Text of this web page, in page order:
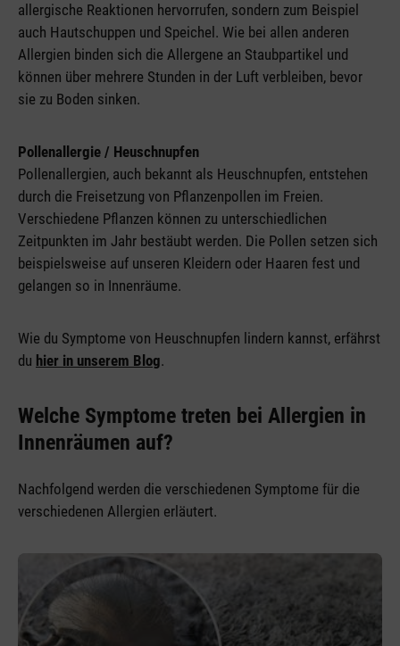
allergische Reaktionen hervorrufen, sondern zum Beispiel
auch Hautschuppen und Speichel. Wie bei allen anderen
Allergien binden sich die Allergene an Staubpartikel und
können über mehrere Stunden in der Luft verbleiben, bevor
sie zu Boden sinken.
Pollenallergie / Heuschnupfen
Pollenallergien, auch bekannt als Heuschnupfen, entstehen
durch die Freisetzung von Pflanzenpollen im Freien.
Verschiedene Pflanzen können zu unterschiedlichen
Zeitpunkten im Jahr bestäubt werden. Die Pollen setzen sich
beispielsweise auf unseren Kleidern oder Haaren fest und
gelangen so in Innenräume.
Wie du Symptome von Heuschnupfen lindern kannst, erfährst
du hier in unserem Blog.
Welche Symptome treten bei Allergien in
Innenräumen auf?
Nachfolgend werden die verschiedenen Symptome für die
verschiedenen Allergien erläutert.